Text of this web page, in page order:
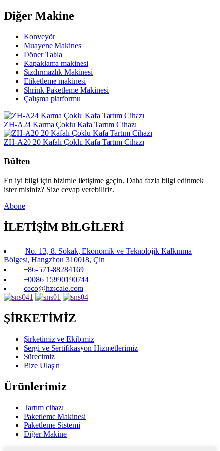
Diğer Makine
Konveyör
Muayene Makinesi
Döner Tabla
Kapaklama makinesi
Sızdırmazlık Makinesi
Etiketleme makinesi
Shrink Paketleme Makinesi
Çalışma platformu
ZH-A24 Karma Çoklu Kafa Tartım Cihazı
ZH-A20 20 Kafalı Çoklu Kafa Tartım Cihazı
Bülten
En iyi bilgi için bizimle iletişime geçin. Daha fazla bilgi edinmek
ister misiniz? Size cevap verebiliriz.
Abone
İLETİŞİM BİLGİLERİ
No. 13, 8. Sokak, Ekonomik ve Teknolojik Kalkınma
Bölgesi, Hangzhou 310018, Çin
+86-571-88284169
+0086 15990190744
coco@hzscale.com
ŞİRKETİMİZ
Şirketimiz ve Ekibimiz
Sergi ve Sertifikasyon Hizmetlerimiz
Sürecimiz
Bize Ulaşın
Ürünlerimiz
Tartım cihazı
Paketleme Makinesi
Paketleme Sistemi
Diğer Makine